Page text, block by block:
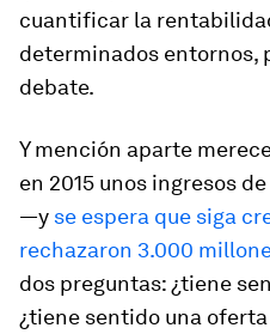
cuantificar la
determinados entornos,
debate.
Y mención aparte
en 2015 unos ingresos
—y se espera que siga
rechazaron 3.000
dos preguntas: ¿tiene
¿tiene sentido una oferta